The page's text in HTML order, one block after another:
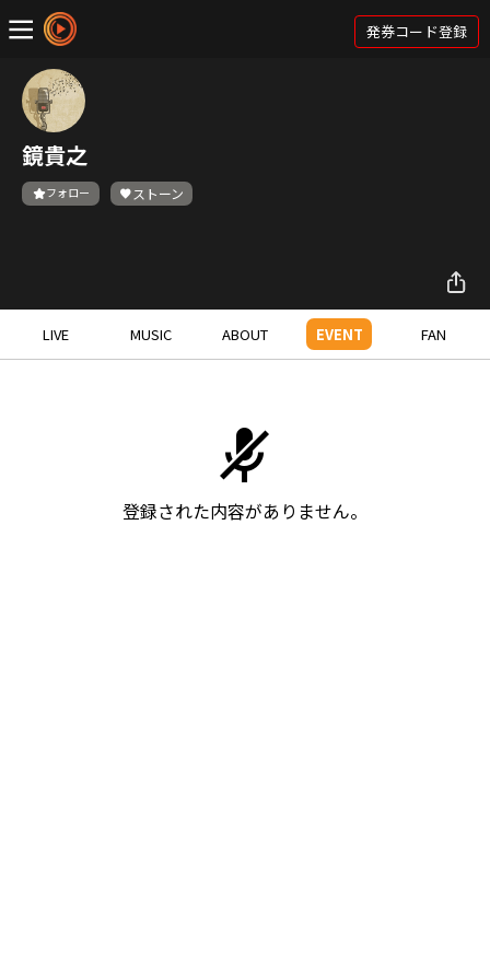
発券コード登録
鏡貴之
フォロー ストーン
LIVE MUSIC ABOUT EVENT FAN
登録された内容がありません。